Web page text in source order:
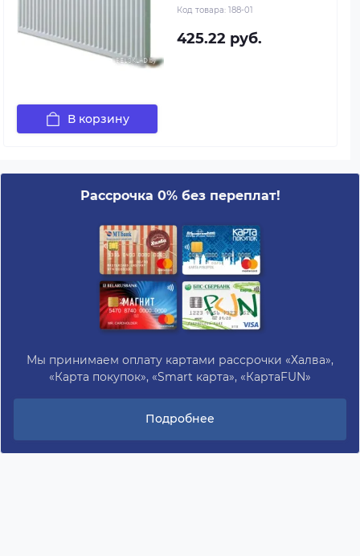
Код товара: 188-01
425.22 руб.
В корзину
Рассрочка 0% без переплат!
Мы принимаем оплату картами рассрочки «Халва»,
«Карта покупок», «Smart карта», «КартаFUN»
Подробнее